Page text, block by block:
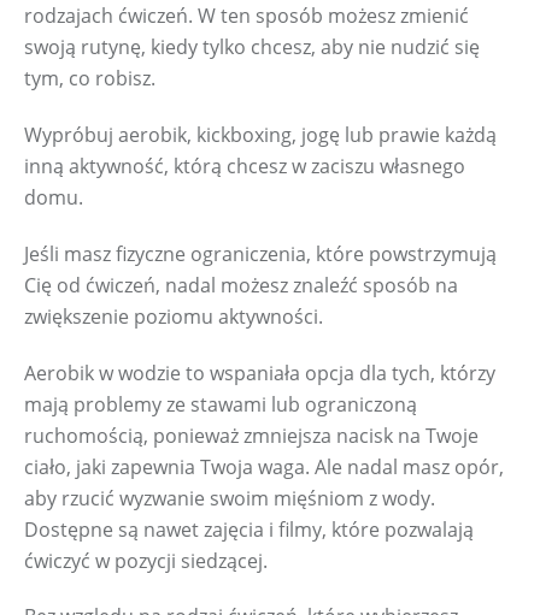
rodzajach ćwiczeń. W ten sposób możesz zmienić
swoją rutynę, kiedy tylko chcesz, aby nie nudzić się
tym, co robisz.
Wypróbuj aerobik, kickboxing, jogę lub prawie każdą
inną aktywność, którą chcesz w zaciszu własnego
domu.
Jeśli masz fizyczne ograniczenia, które powstrzymują
Cię od ćwiczeń, nadal możesz znaleźć sposób na
zwiększenie poziomu aktywności.
Aerobik w wodzie to wspaniała opcja dla tych, którzy
mają problemy ze stawami lub ograniczoną
ruchomością, ponieważ zmniejsza nacisk na Twoje
ciało, jaki zapewnia Twoja waga. Ale nadal masz opór,
aby rzucić wyzwanie swoim mięśniom z wody.
Dostępne są nawet zajęcia i filmy, które pozwalają
ćwiczyć w pozycji siedzącej.